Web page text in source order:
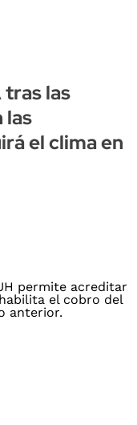
tras las
las
el clima en